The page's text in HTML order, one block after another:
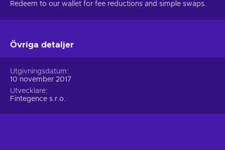
Redeem to our wallet for fee reductions and simple swaps.
Övriga detaljer
Utgivningsdatum
10 november 2017
Utvecklare
Fintegence s.r.o.